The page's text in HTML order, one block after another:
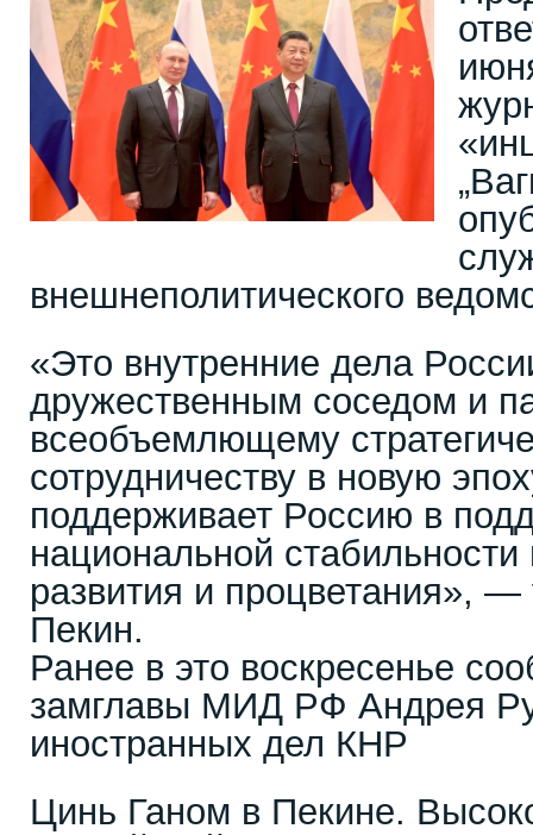
внешнеполитического
«Это внутренние дела
дружественным соседом и
всеобъемлющему
сотрудничеству в новую
поддерживает Россию в
национальной
развития и процветания»,
Пекин.
Ранее в это воскресенье
замглавы МИД РФ Андрея
иностранных дел КНР
Цинь Ганом в Пекине.